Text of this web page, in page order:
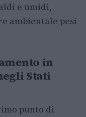
e umidi,
ambientale pesi
in
Stati
punto di